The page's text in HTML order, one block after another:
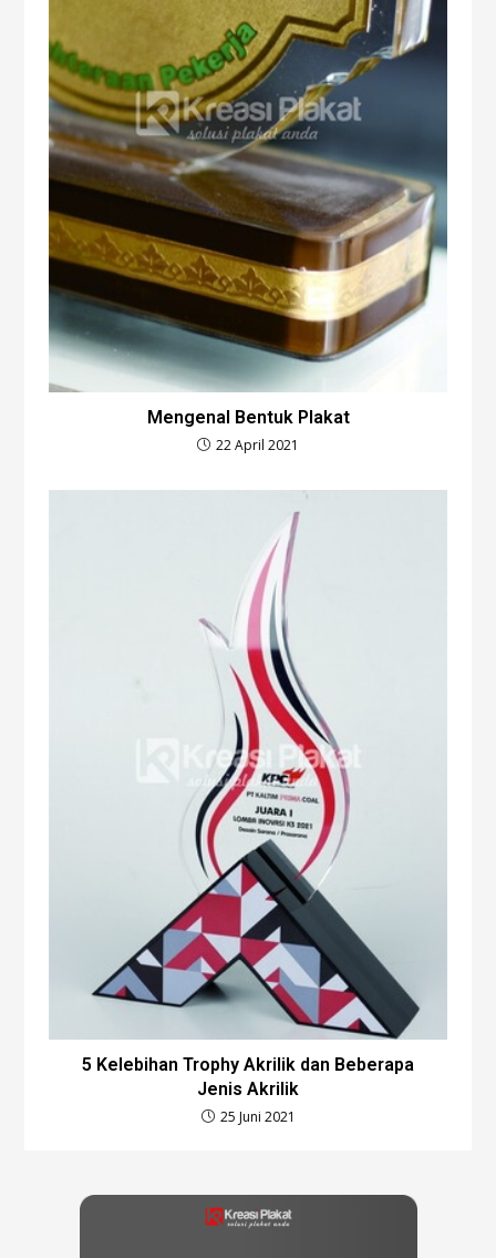
Mengenal Bentuk Plakat
22 April 2021
5 Kelebihan Trophy Akrilik dan Beberapa
Jenis Akrilik
25 Juni 2021